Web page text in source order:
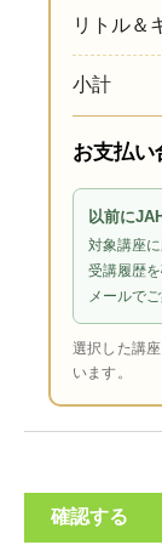
2．通信講座
他当協会が指
す。受講希望
当協会が指定
のとします。
第4条：申込
1．当協会が
し、電子メー
（以下「本契
たは決済の完
内に従い、当
ます。
リトル＆
小計
お支払い
以前に
対象講座
受講履歴
メールで
選択した講
います。